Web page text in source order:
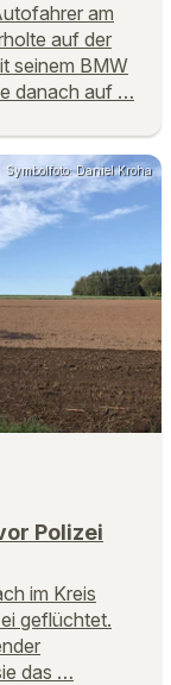
am
auf der
seinem BMW
danach auf …
Symbolfoto: Daniel Kroha
Polizei
im Kreis
geflüchtet.
das …